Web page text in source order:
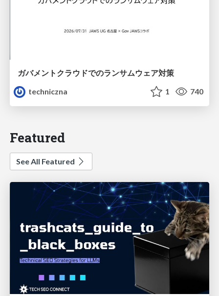
ガバメントクラウドでのランサムウェア対策
techniczna
1 740
Featured
See All Featured